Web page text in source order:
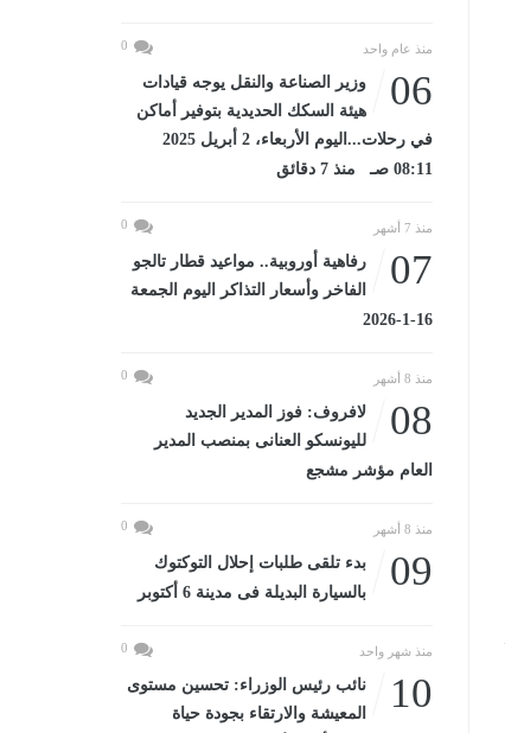
منذ عام واحد 0
06
وزير الصناعة والنقل يوجه قيادات
هيئة السكك الحديدية بتوفير أماكن
في رحلات...اليوم الأربعاء، 2 أبريل 2025
08:11 صـ منذ 7 دقائق
منذ 7 أشهر 0
07
رفاهية أوروبية.. مواعيد قطار تالجو
الفاخر وأسعار التذاكر اليوم الجمعة
16-1-2026
منذ 8 أشهر 0
08
لافروف: فوز المدير الجديد
لليونسكو العنانى بمنصب المدير
العام مؤشر مشجع
منذ 8 أشهر 0
09
بدء تلقى طلبات إحلال التوكتوك
بالسيارة البديلة فى مدينة 6 أكتوبر
منذ شهر واحد 0
10
نائب رئيس الوزراء: تحسين مستوى
المعيشة والارتقاء بجودة حياة